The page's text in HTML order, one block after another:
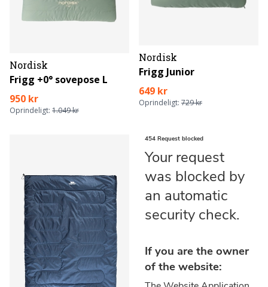
Nordisk
Frigg +0° sovepose L
950 kr
Oprindeligt: 1.049 kr
Nordisk
Frigg Junior
649 kr
Oprindeligt: 729 kr